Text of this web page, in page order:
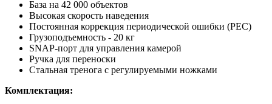
База на 42 000 объектов
Высокая скорость наведения
Постоянная коррекция периодической ошибки (PEC)
Грузоподъемность - 20 кг
SNAP-порт для управления камерой
Ручка для переноски
Стальная тренога с регулируемыми ножками
Комплектация: